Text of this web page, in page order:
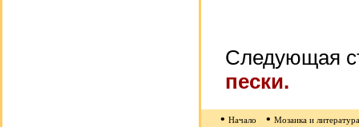
Следующая
пески.
• Начало • Мозаика и литература